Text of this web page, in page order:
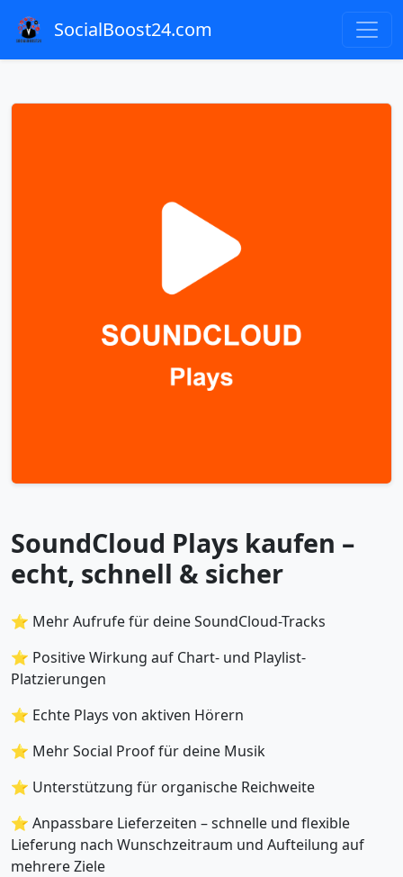
SocialBoost24.com
SoundCloud Plays kaufen –
echt, schnell & sicher
⭐ Mehr Aufrufe für deine SoundCloud-Tracks
⭐ Positive Wirkung auf Chart- und Playlist-
Platzierungen
⭐ Echte Plays von aktiven Hörern
⭐ Mehr Social Proof für deine Musik
⭐ Unterstützung für organische Reichweite
⭐ Anpassbare Lieferzeiten – schnelle und flexible
Lieferung nach Wunschzeitraum und Aufteilung auf
mehrere Ziele